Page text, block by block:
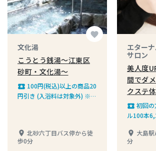
favorite
文化湯
こうとう銭湯〜江東区
砂町・文化湯〜
local_play 100円(税込)以上の商品20
円引き (入浴料は対象外) ※お
place 北砂六丁目バス停から徒
歩0分
エター
サロン
美人度
間でダ
クステ
local_play 初回
ル100本
ラットラ
円→6,000
place 大島
分